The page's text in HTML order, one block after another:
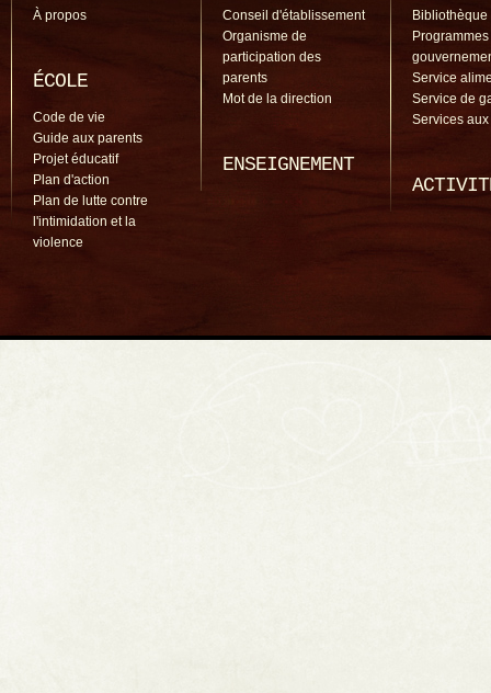
À propos
ÉCOLE
Code de vie
Guide aux parents
Projet éducatif
Plan d'action
Plan de lutte contre
l'intimidation et la
violence
Conseil d'établissement
Organisme de
participation des
parents
Mot de la direction
ENSEIGNEMENT
Bibliothèque
Programmes
Service
Service de
Services